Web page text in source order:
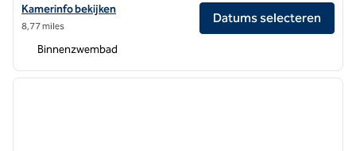
Bekijk hoteldetails voor Hilton Garden Inn Irvine/Orange County
Kamerinfo bekijken
8,77 miles
Datums selecteren
Binnenzwembad
1 van 11